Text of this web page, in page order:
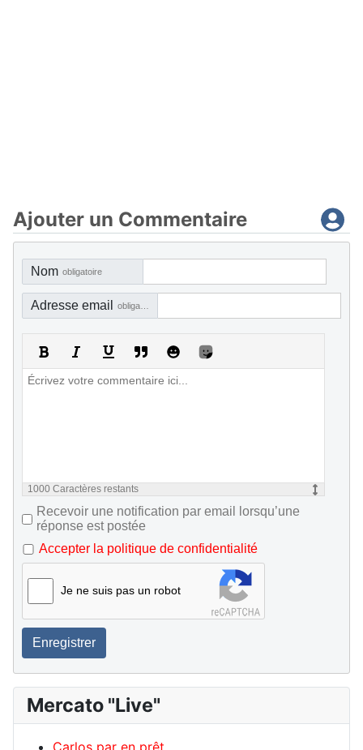
Ajouter un Commentaire
Nom obligatoire
Adresse email
1000 Caractères restants
Recevoir une notification par email lorsqu’une
réponse est postée
Accepter la politique de confidentialité
Je ne suis pas un robot
Enregistrer
Mercato "Live"